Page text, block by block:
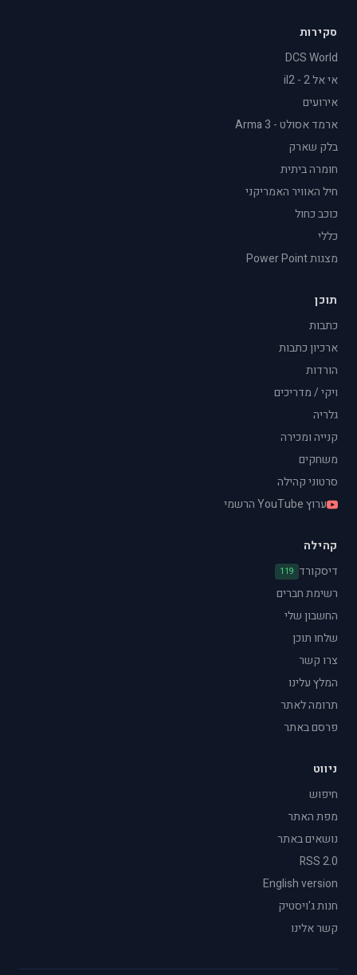
סקירות
DCS World
אי אל 2 - il2
אירועים
ארמד אסולט - Arma 3
בלק שארק
חומרה ביתית
חיל האוויר האמריקני
כוכב כחול
כללי
מצגות Power Point
תוכן
כתבות
ארכיון כתבות
הורדות
ויקי / מדריכים
גלריה
קנייה ומכירה
משחקים
סרטוני קהילה
ערוץ YouTube הרשמי
קהילה
דיסקורד 119
רשימת חברים
החשבון שלי
שלחו תוכן
צרו קשר
המלץ עלינו
תרומה לאתר
פרסם באתר
ניווט
חיפוש
מפת האתר
נושאים באתר
RSS 2.0
English version
חנות ג'ויסטיק
קשר אלינו